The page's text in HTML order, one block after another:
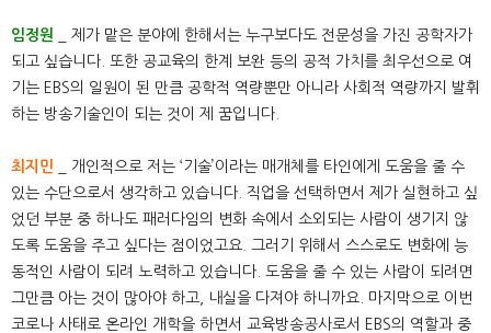
임정원 _ 제가 맡은 분야에 한해서는 누구보다도 전문성을 가진 공학자가
되고 싶습니다. 또한 공교육의 한계 보완 등의 공적 가치를 최우선으로 여
기는 EBS의 일원이 된 만큼 공학적 역량뿐만 아니라 사회적 역량까지 발휘
하는 방송기술인이 되는 것이 제 꿈입니다.
최지민 _ 개인적으로 저는 ‘기술’이라는 매개체를 타인에게 도움을 줄 수
있는 수단으로서 생각하고 있습니다. 직업을 선택하면서 제가 실현하고 싶
었던 부분 중 하나도 패러다임의 변화 속에서 소외되는 사람이 생기지 않
도록 도움을 주고 싶다는 점이었고요. 그러기 위해서 스스로도 변화에 능
동적인 사람이 되려 노력하고 있습니다. 도움을 줄 수 있는 사람이 되려면
그만큼 아는 것이 많아야 하고, 내실을 다져야 하니까요. 마지막으로 이번
코로나 사태로 온라인 개학을 하면서 교육방송공사로서 EBS의 역할과 중